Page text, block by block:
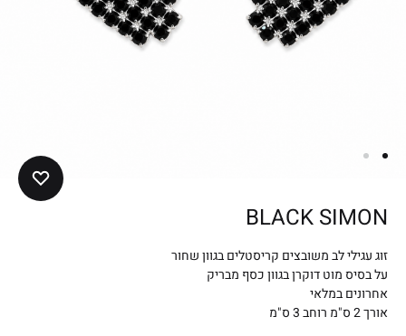
BLACK SIMON
זוג עגילי לב משובצים קריסטלים בגוון שחור
על בסיס מוט דוקרן בגוון כסף מבריק
אחרונים במלאי
אורך 2 ס"מ רוחב 3 ס"מ